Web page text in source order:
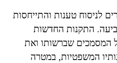
לניסוח טענות והתייחסות
התקנות החדשות
המסמכים שברשותו ואת
המשפטיות, במטרה